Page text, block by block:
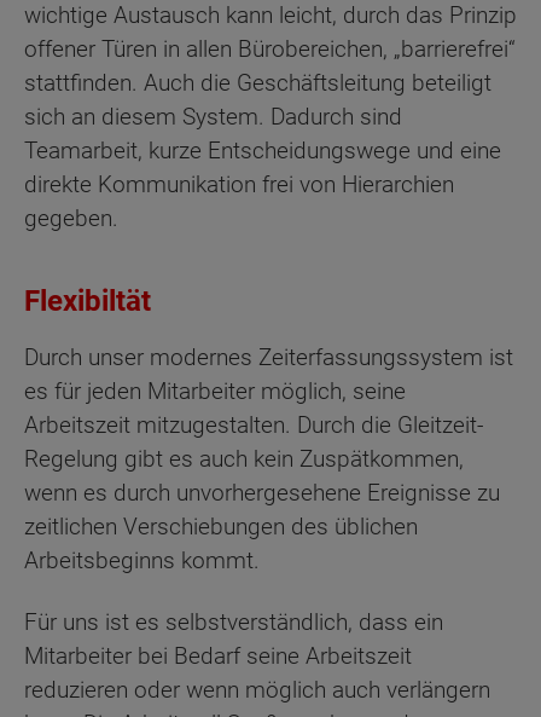
wichtige Austausch kann leicht, durch das Prinzip
offener Türen in allen Bürobereichen, „barrierefrei“
stattfinden. Auch die Geschäftsleitung beteiligt
sich an diesem System. Dadurch sind
Teamarbeit, kurze Entscheidungswege und eine
direkte Kommunikation frei von Hierarchien
gegeben.
Flexibiltät
Durch unser modernes Zeiterfassungssystem ist
es für jeden Mitarbeiter möglich, seine
Arbeitszeit mitzugestalten. Durch die Gleitzeit-
Regelung gibt es auch kein Zuspätkommen,
wenn es durch unvorhergesehene Ereignisse zu
zeitlichen Verschiebungen des üblichen
Arbeitsbeginns kommt.
Für uns ist es selbstverständlich, dass ein
Mitarbeiter bei Bedarf seine Arbeitszeit
reduzieren oder wenn möglich auch verlängern